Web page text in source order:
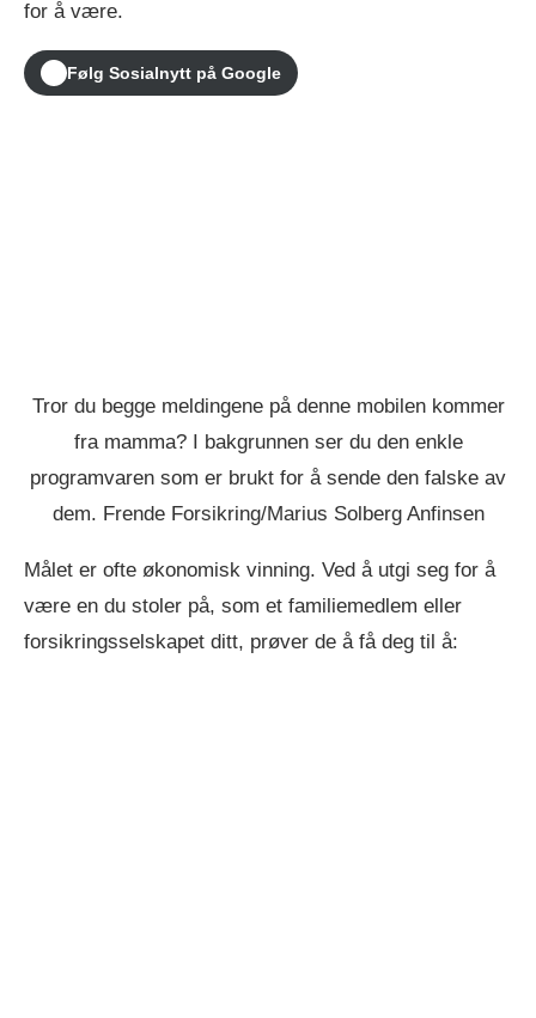
for å være.
Følg Sosialnytt på Google
Tror du begge meldingene på denne mobilen kommer
fra mamma? I bakgrunnen ser du den enkle
programvaren som er brukt for å sende den falske av
dem. Frende Forsikring/Marius Solberg Anfinsen
Målet er ofte økonomisk vinning. Ved å utgi seg for å
være en du stoler på, som et familiemedlem eller
forsikringsselskapet ditt, prøver de å få deg til å: